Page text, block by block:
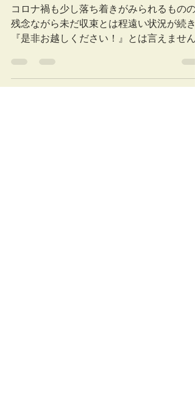
2022年3月26日
読了時間: 1分
2022年第5期サポーター募
集
コロナ禍も少し落ち着きがみられるものの